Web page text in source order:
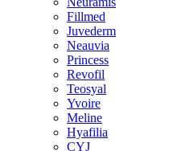
Fillmed
Juvederm
Neauvia
Princess
Revofil
Teosyal
Yvoire
Meline
Hyafilia
CYJ